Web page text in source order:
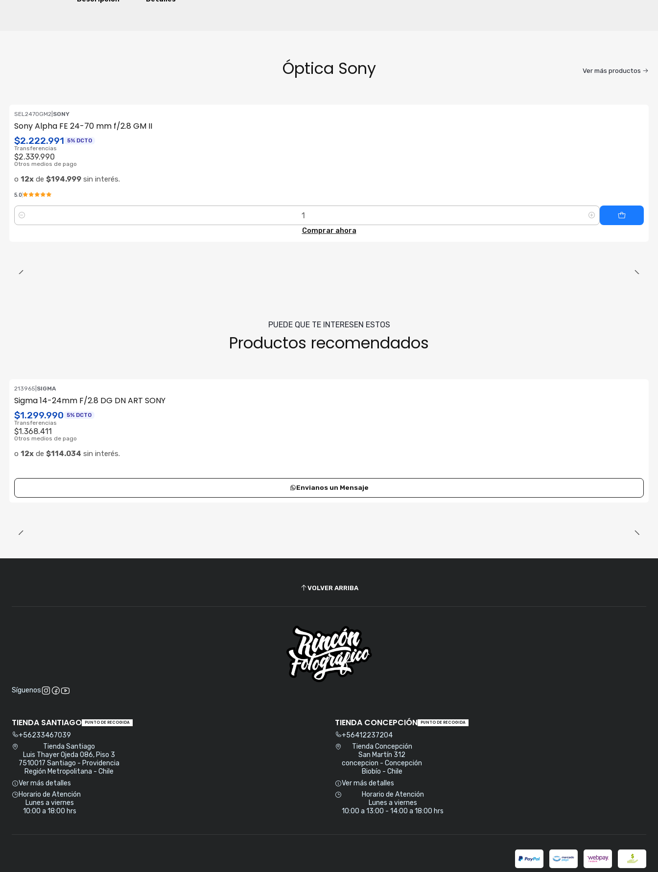
Óptica Sony Ver más productos
ENVÍO GRATIS
SEL2470GM2 SONY
Sony Alpha FE 24-70 mm f/2.8 GM II
$2.222.991 5% DCTO
Transferencias
$2.339.990
Otros medios de pago
o 12xde $194.999sin interés.
5.0
Cantidad
Comprar ahora
PUEDE QUE TE INTERESEN ESTOS
Productos recomendados
Consultar su Stock
213965 SIGMA
Sigma 14-24mm F/2.8 DG DN ART SONY
$1.299.990 5% DCTO
Transferencias
$1.368.411
Otros medios de pago
o 12xde $114.034 sin interés.
Envianos un Mensaje
VOLVER ARRIBA
Síguenos
TIENDA SANTIAGO PUNTO DE RECOGIDA
+56233467039
Tienda Santiago
Luis Thayer Ojeda 086, Piso 3
7510017 Santiago - Providencia
Región Metropolitana - Chile
Ver más detalles
Horario de Atención
Lunes a viernes
10:00 a 18:00 hrs
TIENDA CONCEPCIÓN PUNTO DE RECOGIDA
+56412237204
Tienda Concepción
San Martín 312
concepcion - Concepción
Biobío - Chile
Ver más detalles
Horario de Atención
Lunes a viernes
10:00 a 13:00 - 14:00 a 18:00 hrs